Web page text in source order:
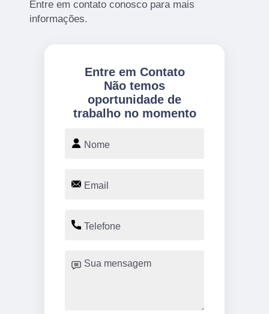
Entre em contato conosco para mais
informações.
Entre em Contato
Não temos
oportunidade de
trabalho no momento